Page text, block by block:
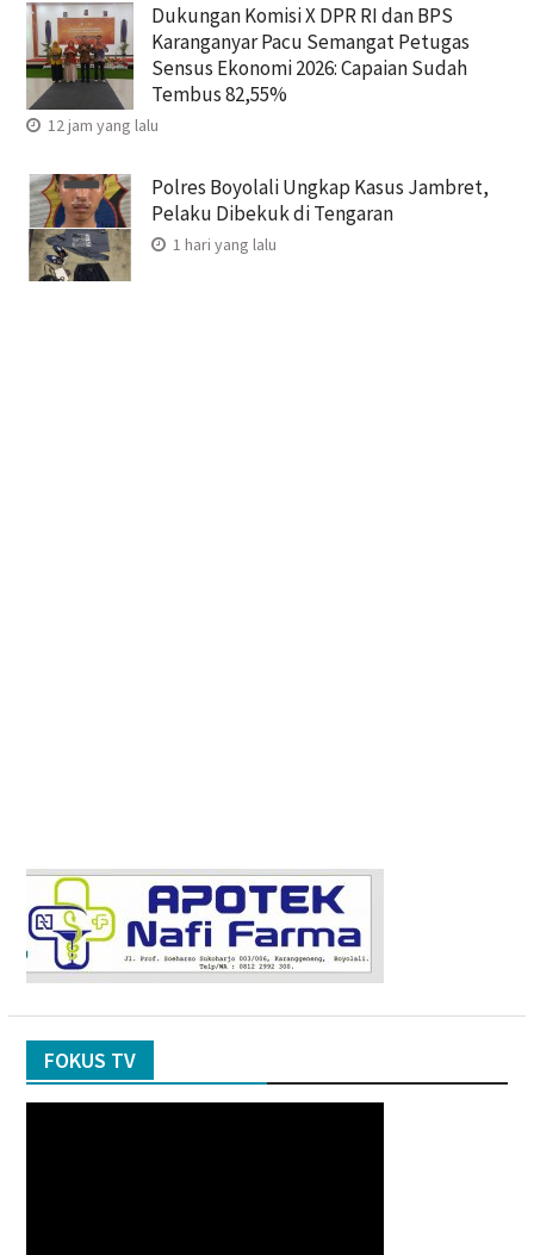
Dukungan Komisi X DPR RI dan BPS
Karanganyar Pacu Semangat Petugas
Sensus Ekonomi 2026: Capaian Sudah
Tembus 82,55%
12 jam yang lalu
Polres Boyolali Ungkap Kasus Jambret,
Pelaku Dibekuk di Tengaran
1 hari yang lalu
FOKUS TV